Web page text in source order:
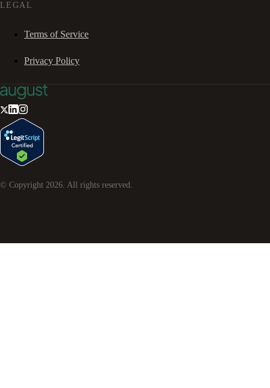
LEGAL
Terms of Service
Privacy Policy
© Copyright 2026 . All rights reserved.